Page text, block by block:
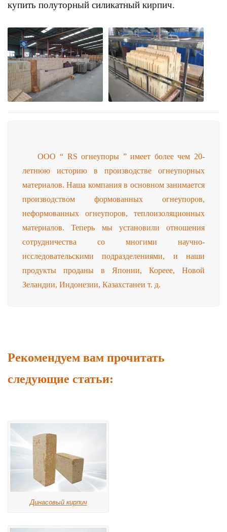
купить полуторный силикатный кирпич.
ООО “ RS огнеупоры ” имеет более чем 20-
летнюю историю в производстве огнеупорных
материалов. Наша компания в основном занимается
производством формованных огнеупоров,
неформованных огнеупоров, теплоизоляционных
материалов. Теперь мы установили отношения
сотрудничества со многими научно-
исследовательскими подразделениями, и наши
продукты проданы в Японии, Кореее, Новой
Зеландии, Индонезии, Казахстанеи т. д.
Рекомендуем вам прочитать
следующие статьи:
Динасовый кирпич